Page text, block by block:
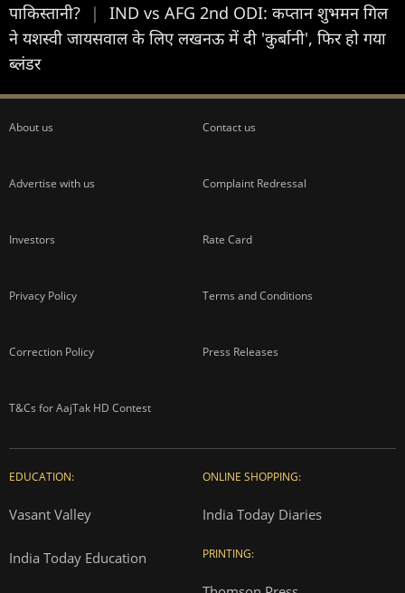
पाकिस्तानी?
|
IND vs AFG 2nd ODI: कप्तान शुभमन ग‍िल
ने यशस्वी जायसवाल के लिए लखनऊ में दी 'कुर्बानी', फ‍िर हो गया
ब्लंडर
About us Contact us
Advertise with us Complaint Redressal
Investors Rate Card
Privacy Policy Terms and Conditions
Correction Policy Press Releases
T&Cs for AajTak HD Contest
EDUCATION:
Vasant Valley
India Today Education
ONLINE SHOPPING:
India Today Diaries
PRINTING: